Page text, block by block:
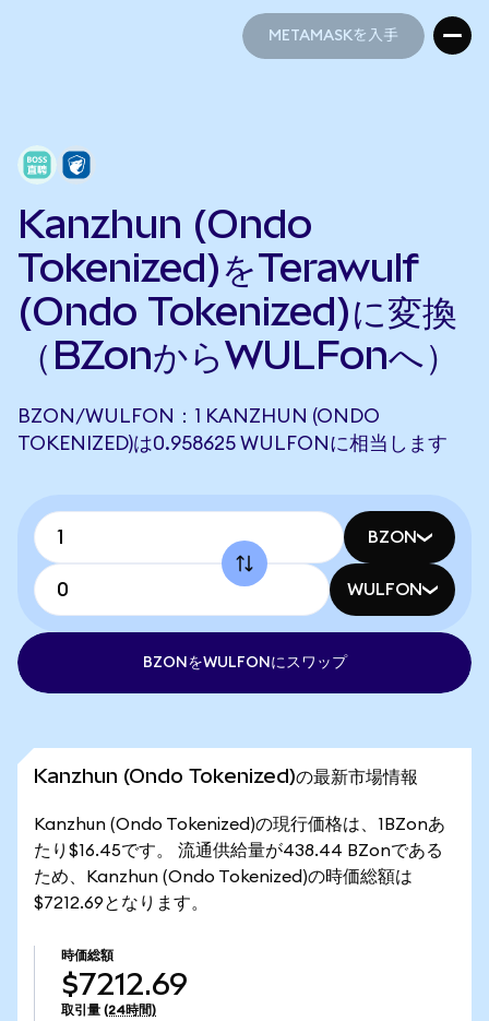
METAMASKを入手
Kanzhun (Ondo
Tokenized)をTerawulf
(Ondo Tokenized)に変換
（BZonからWULFonへ）
BZON/WULFON：1 KANZHUN (ONDO
TOKENIZED)は0.958625 WULFONに相当します
BZON
WULFON
BZONをWULFONにスワップ
Kanzhun (Ondo Tokenized)の最新市場情報
Kanzhun (Ondo Tokenized)の現行価格は、1BZonあ
たり$16.45です。 流通供給量が438.44 BZonである
ため、Kanzhun (Ondo Tokenized)の時価総額は
$7212.69となります。
時価総額
$7212.69
取引量 (24時間)